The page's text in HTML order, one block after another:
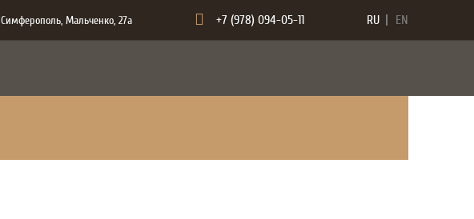
Симферополь, Мальченко, 27а +7 (978) 094-05-11 RU EN